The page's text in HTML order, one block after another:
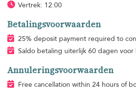
Vertrek: 12:00
Betalingsvoorwaarden
25% deposit payment required to
Saldo betaling uiterlijk 60 dagen voor
Annuleringsvoorwaarden
Free cancellation within 24 hours of